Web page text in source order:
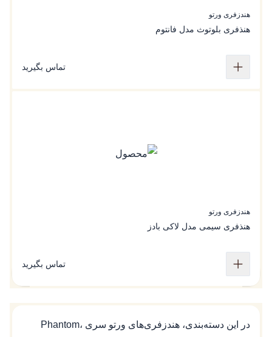
هندزفری ورتو
هنذفری بلوتوث مدل فانتوم
تماس بگیرید
هندزفری ورتو
هنذفری سیمی مدل لاکی بادز
تماس بگیرید
در این دسته‌بندی، هندزفری‌های ورتو سری Phantom،